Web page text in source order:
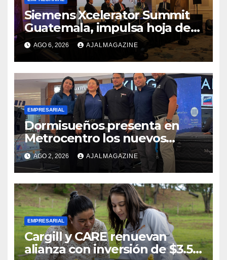
Siemens Xcelerator Summit
Guatemala, impulsa hoja de
ruta para acelerar la
competitividad del país
AGO 6, 2026 AJALMAGAZINE
EMPRESARIAL
Dormisueños presenta en
Metrocentro los nuevos
modelos Muna Care de
Comfort Life: Innovación y
calidad en descanso
AGO 2, 2026 AJALMAGAZINE
EMPRESARIAL
Cargill y CARE renuevan
alianza con inversión de $3.5